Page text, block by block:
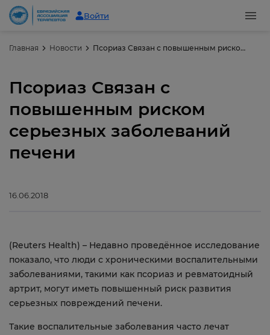
Войти
Главная Новости Псориаз Связан с повышенным риском серьезных заболеваний печени
Псориаз Связан с
повышенным риском
серьезных заболеваний
печени
16.06.2018
(Reuters Health) – Недавно проведённое исследование
показало, что люди с хроническими воспалительными
заболеваниями, такими как псориаз и ревматоидный
артрит, могут иметь повышенный риск развития
серьезных повреждений печени.
Такие воспалительные заболевания часто лечат